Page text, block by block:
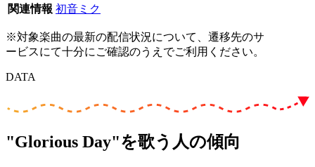
関連情報 初音ミク
※対象楽曲の最新の配信状況について、遷移先のサ
ービスにて十分にご確認のうえでご利用ください。
DATA
"Glorious Day"を歌う人の傾向